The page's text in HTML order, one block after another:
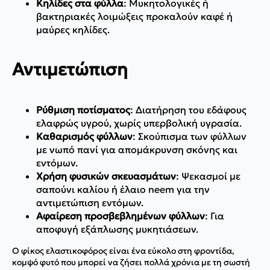
Κηλίδες στα φύλλα: Μυκητολογικές ή
βακτηριακές λοιμώξεις προκαλούν καφέ ή
μαύρες κηλίδες.
Αντιμετώπιση
Ρύθμιση ποτίσματος: Διατήρηση του εδάφους
ελαφρώς υγρού, χωρίς υπερβολική υγρασία.
Καθαρισμός φύλλων: Σκούπισμα των φύλλων
με νωπό πανί για απομάκρυνση σκόνης και
εντόμων.
Χρήση φυσικών σκευασμάτων: Ψεκασμοί με
σαπούνι καλίου ή έλαιο neem για την
αντιμετώπιση εντόμων.
Αφαίρεση προσβεβλημένων φύλλων: Για
αποφυγή εξάπλωσης μυκητιάσεων.
Ο φίκος ελαστικοφόρος είναι ένα εύκολο στη φροντίδα,
κομψό φυτό που μπορεί να ζήσει πολλά χρόνια με τη σωστή